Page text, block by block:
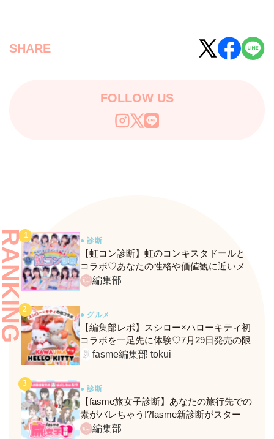
SHARE
FOLLOW US
● 診断
【虹コン診断】虹のコンキスタドールと
コラボ♡あなたの性格や価値観に近いメ
ンバーがわかる、fasmeの新診断がスター
編集部
● グルメ
【編集部レポ】スシロー×ハローキティ初
コラボを一足先に体験♡7月29日発売の限
定メニュー＆グッズをレポ！
fasme編集部 tokui
● 診断
【fasme旅女子診断】あなたの旅行先での
素がバレちゃう!?fasme新診断がスター
ト！編集部